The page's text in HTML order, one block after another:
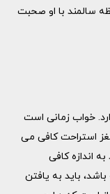
سالمند با او صحبت
خواب زمانی است
استراحت کافی می
اندازه کافی
باید به یافتن